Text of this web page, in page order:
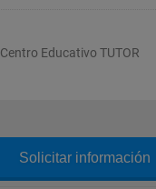
Centro Educativo TUTOR
Solicitar información